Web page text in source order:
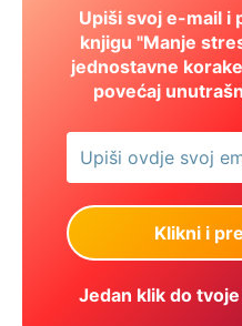
Upiši svoj e-mail i
knjigu "Manje
jednostavne
povećaj
Jedan klik do